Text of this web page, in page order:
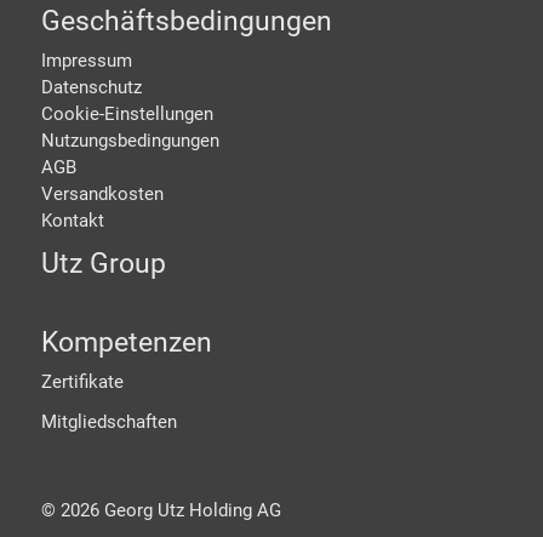
Geschäftsbedingungen
Impressum
Datenschutz
Cookie-Einstellungen
Nutzungsbedingungen
AGB
Versandkosten
Kontakt
Utz Group
Kompetenzen
Zertifikate
Mitgliedschaften
© 2026Georg Utz Holding AG